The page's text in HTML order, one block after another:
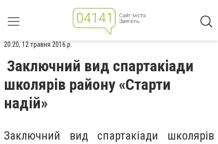
20:20, 12 травня 2016 р.
Заключний вид спартакіади
школярів району «Старти
надій»
Заключний вид спартакіади школярів